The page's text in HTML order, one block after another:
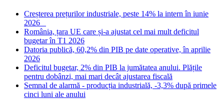
Creșterea prețurilor industriale, peste 14% la intern în iunie
2026
România, țara UE care și-a ajustat cel mai mult deficitul
bugetar în T1 2026
Datoria publică, 60,2% din PIB pe date operative, în aprilie
2026
Deficitul bugetar, 2% din PIB la jumătatea anului. Plățile
pentru dobânzi, mai mari decât ajustarea fiscală
Semnal de alarmă - producția industrială, -3,3% după primele
cinci luni ale anului